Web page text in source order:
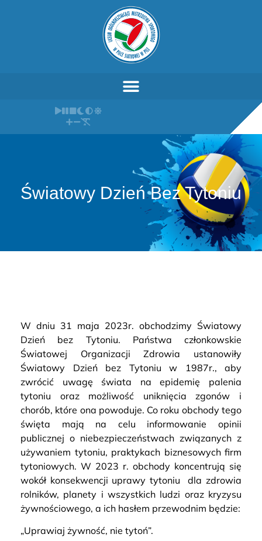
Światowy Dzień Bez Tytoniu
W dniu 31 maja 2023r. obchodzimy Światowy
Dzień bez Tytoniu. Państwa członkowskie
Światowej Organizacji Zdrowia ustanowiły
Światowy Dzień bez Tytoniu w 1987r., aby
zwrócić uwagę świata na epidemię palenia
tytoniu oraz możliwość uniknięcia zgonów i
chorób, które ona powoduje. Co roku obchody tego
święta mają na celu informowanie opinii
publicznej o niebezpieczeństwach związanych z
używaniem tytoniu, praktykach biznesowych firm
tytoniowych. W 2023 r. obchody koncentrują się
wokół konsekwencji uprawy tytoniu dla zdrowia
rolników, planety i wszystkich ludzi oraz kryzysu
żywnościowego, a ich hasłem przewodnim będzie:
„Uprawiaj żywność, nie tytoń”.